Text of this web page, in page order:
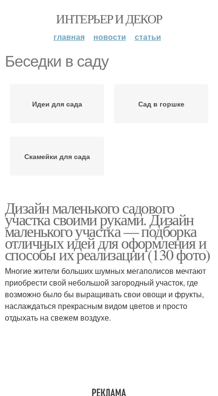
ИНТЕРЬЕР И ДЕКОР
главная новости статьи
Беседки в саду
Идеи для сада Сад в горшке
Скамейки для сада
Дизайн маленького садового
участка своими руками. Дизайн
маленького участка — подборка
отличных идей для оформления и
способы их реализации (130 фото)
Многие жители больших шумных мегаполисов мечтают
приобрести свой небольшой загородный участок, где
возможно было бы выращивать свои овощи и фрукты,
наслаждаться прекрасным видом цветов и просто
отдыхать на свежем воздухе.